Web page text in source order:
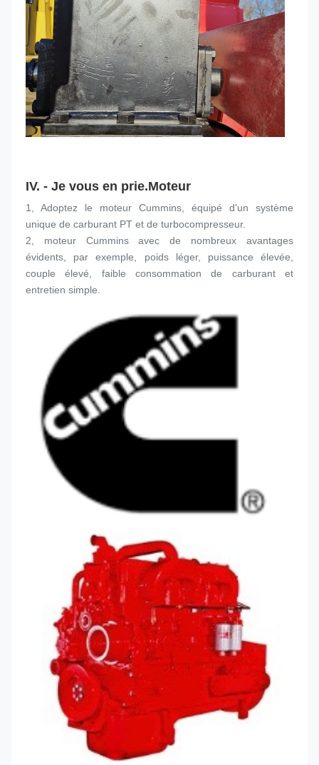
IV. - Je vous en prie.Moteur
1, Adoptez le moteur Cummins, équipé d'un système
unique de carburant PT et de turbocompresseur.
2, moteur Cummins avec de nombreux avantages
évidents, par exemple, poids léger, puissance élevée,
couple élevé, faible consommation de carburant et
entretien simple.